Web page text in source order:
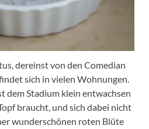
dereinst von den Comedian
sich in vielen Wohnungen.
dem Stadium klein entwachsen
braucht, und sich dabei nicht
wunderschönen roten Blüte